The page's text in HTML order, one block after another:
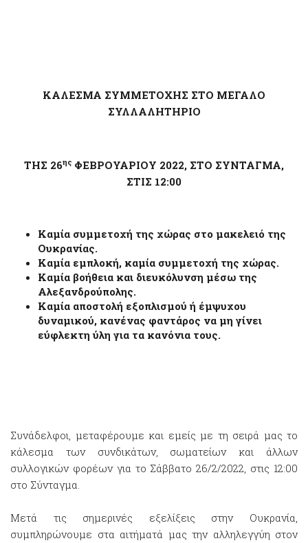
ΚΑΛΕΣΜΑ ΣΥΜΜΕΤΟΧΗΣ ΣΤΟ ΜΕΓΑΛΟ
ΣΥΛΛΑΛΗΤΗΡΙΟ
ΤΗΣ 26ης ΦΕΒΡΟΥΑΡΙΟΥ 2022, ΣΤΟ ΣΥΝΤΑΓΜΑ,
ΣΤΙΣ 12:00
Καμία συμμετοχή της χώρας στο μακελειό της
Ουκρανίας.
Καμία εμπλοκή, καμία συμμετοχή της χώρας.
Καμία βοήθεια και διευκόλυνση μέσω της
Αλεξανδρούπολης.
Καμία αποστολή εξοπλισμού ή έμψυχου
δυναμικού, κανένας φαντάρος να μη γίνει
εύφλεκτη ύλη για τα κανόνια τους.
Συνάδελφοι, μεταφέρουμε και εμείς με τη σειρά μας το
κάλεσμα των συνδικάτων, σωματείων και άλλων
συλλογικών φορέων για το Σάββατο 26/2/2022, στις 12:00
στο Σύνταγμα.
Μετά τις σημερινές εξελίξεις στην Ουκρανία,
συμπληρώνουμε στα αιτήματά μας την αλληλεγγύη στον